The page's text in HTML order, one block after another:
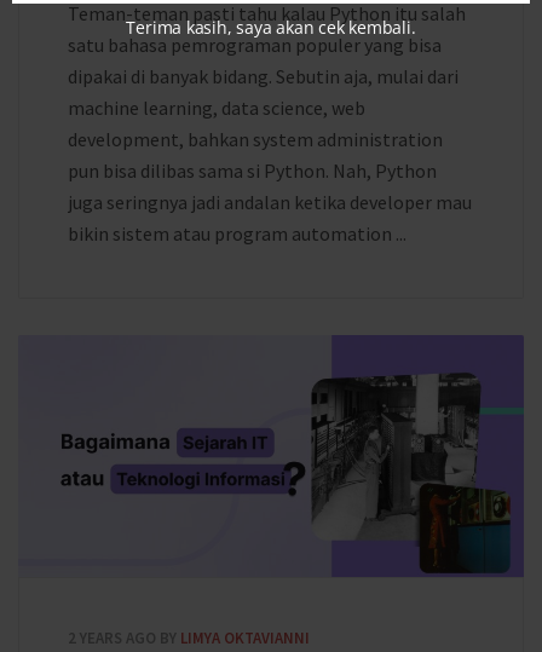
Teman-teman pasti tahu kalau Python itu salah
satu bahasa pemrograman populer yang bisa
dipakai di banyak bidang. Sebutin aja, mulai dari
machine learning, data science, web
development, bahkan system administration
pun bisa dilibas sama si Python. Nah, Python
juga seringnya jadi andalan ketika developer mau
bikin sistem atau program automation ...
2 YEARS AGO BY LIMYA OKTAVIANNI
Terima kasih, saya akan cek kembali.